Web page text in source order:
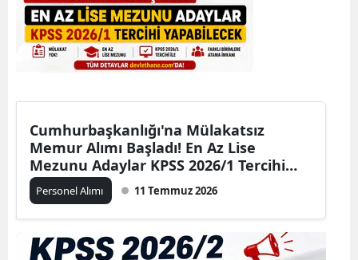
Cumhurbaşkanlığı'na Mülakatsız
Memur Alımı Başladı! En Az Lise
Mezunu Adaylar KPSS 2026/1 Tercihi
Yapabilecek
Personel Alımı 11 Temmuz 2026